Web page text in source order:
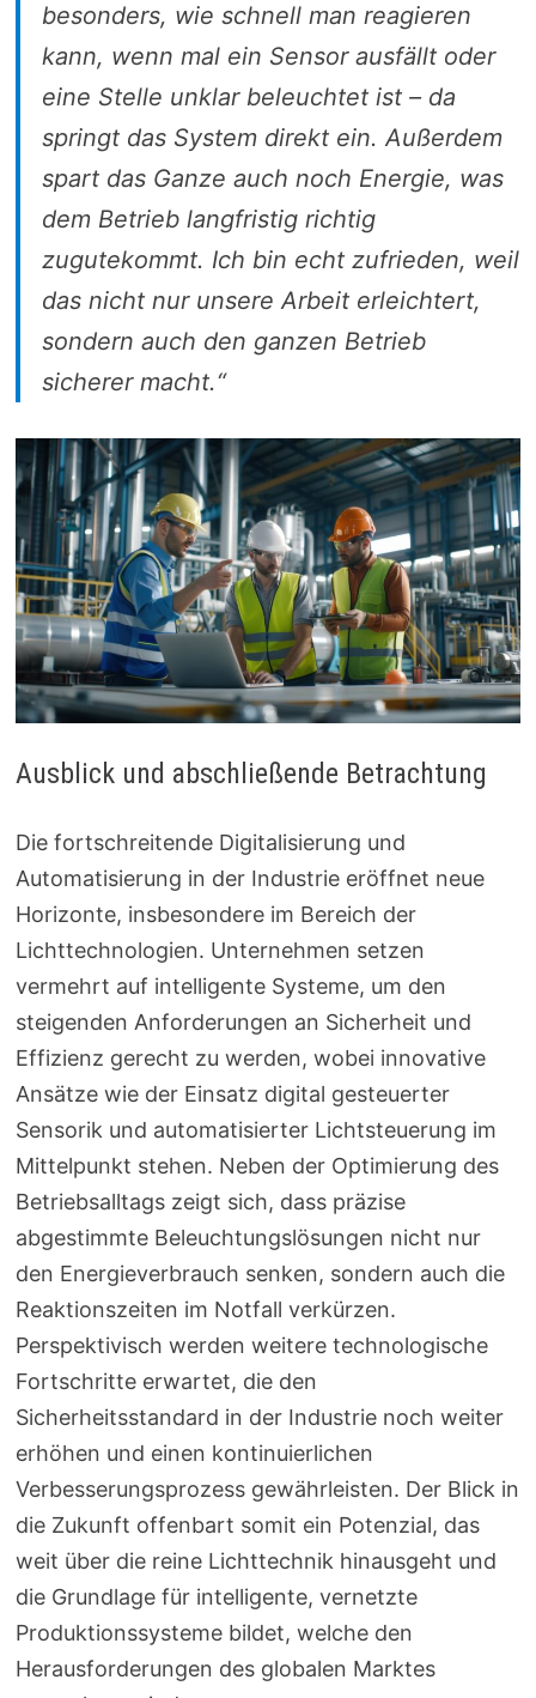
besonders, wie schnell man reagieren
kann, wenn mal ein Sensor ausfällt oder
eine Stelle unklar beleuchtet ist – da
springt das System direkt ein. Außerdem
spart das Ganze auch noch Energie, was
dem Betrieb langfristig richtig
zugutekommt. Ich bin echt zufrieden, weil
das nicht nur unsere Arbeit erleichtert,
sondern auch den ganzen Betrieb
sicherer macht.“
Ausblick und abschließende Betrachtung
Die fortschreitende Digitalisierung und
Automatisierung in der Industrie eröffnet neue
Horizonte, insbesondere im Bereich der
Lichttechnologien. Unternehmen setzen
vermehrt auf intelligente Systeme, um den
steigenden Anforderungen an Sicherheit und
Effizienz gerecht zu werden, wobei innovative
Ansätze wie der Einsatz digital gesteuerter
Sensorik und automatisierter Lichtsteuerung im
Mittelpunkt stehen. Neben der Optimierung des
Betriebsalltags zeigt sich, dass präzise
abgestimmte Beleuchtungslösungen nicht nur
den Energieverbrauch senken, sondern auch die
Reaktionszeiten im Notfall verkürzen.
Perspektivisch werden weitere technologische
Fortschritte erwartet, die den
Sicherheitsstandard in der Industrie noch weiter
erhöhen und einen kontinuierlichen
Verbesserungsprozess gewährleisten. Der Blick in
die Zukunft offenbart somit ein Potenzial, das
weit über die reine Lichttechnik hinausgeht und
die Grundlage für intelligente, vernetzte
Produktionssysteme bildet, welche den
Herausforderungen des globalen Marktes